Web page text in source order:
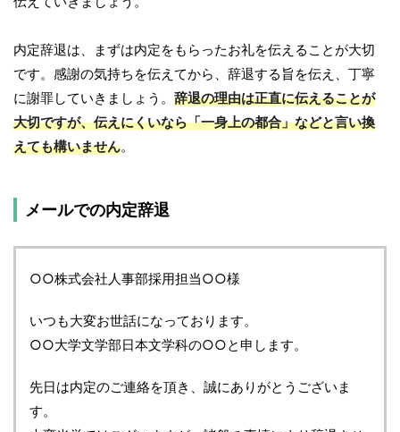
内定辞退は、まずは内定をもらったお礼を伝えることが大切
です。感謝の気持ちを伝えてから、辞退する旨を伝え、丁寧
に謝罪していきましょう。 辞退の理由は正直に伝えることが
大切ですが、伝えにくいなら「一身上の都合」などと言い換
えても構いません。
メールでの内定辞退
○○株式会社人事部採用担当○○様
いつも大変お世話になっております。
○○大学文学部日本文学科の○○と申します。
先日は内定のご連絡を頂き、誠にありがとうございま
す。